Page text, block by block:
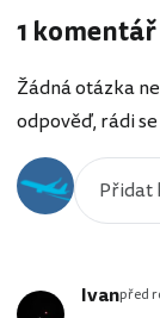
1 komentář
Žádná otázka
odpověď, rádi
Ivanpřed